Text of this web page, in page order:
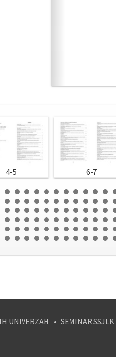
4-5 6-7
UNIVERZAH SEMINAR SSJLK